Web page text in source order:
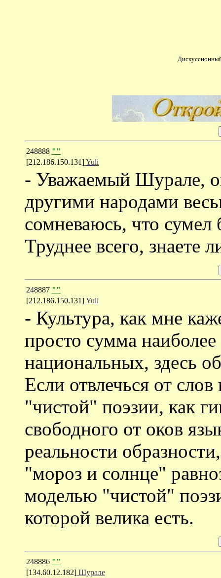
248888 ""
[212.186.150.131]Yuli
- Уважаемый Шурале,
другими народами
сомневаюсь, что
Труднее всего, знаете
248887 ""
[212.186.150.131]Yuli
- Культура, как мне
просто сумма
национальных, здесь
Если отвлечься от
"чистой" поэзии, как
свободного от оков
реальности
"мороз и солнце"
моделью "чистой"
которой велика есть.
248886 ""
[134.60.12.182] Шурале